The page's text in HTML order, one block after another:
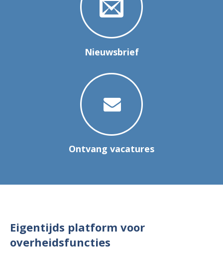
Nieuwsbrief
Ontvang vacatures
Eigentijds platform voor
overheidsfuncties